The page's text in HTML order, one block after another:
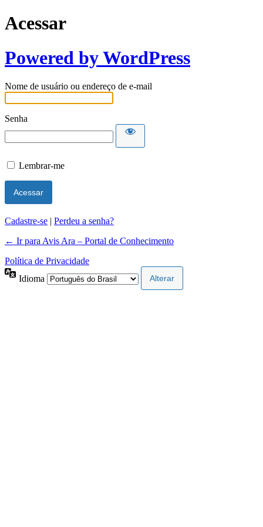
Acessar
Powered by WordPress
Nome de usuário ou endereço de e-mail
Senha
Lembrar-me
Cadastre-se | Perdeu a senha?
← Ir para Avis Ara – Portal de Conhecimento
Política de Privacidade
Idioma